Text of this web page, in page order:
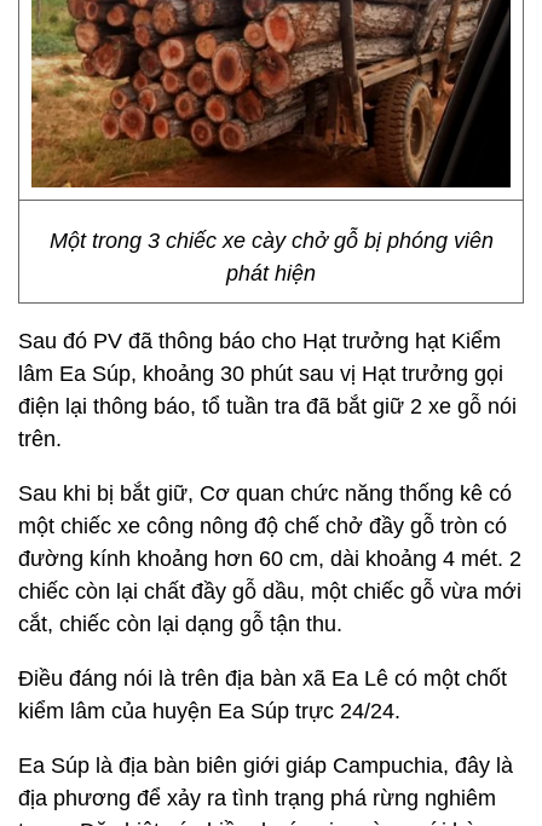
Một trong 3 chiếc xe cày chở gỗ bị phóng viên
phát hiện
Sau đó PV đã thông báo cho Hạt trưởng hạt Kiểm
lâm Ea Súp, khoảng 30 phút sau vị Hạt trưởng gọi
điện lại thông báo, tổ tuần tra đã bắt giữ 2 xe gỗ nói
trên.
Sau khi bị bắt giữ, Cơ quan chức năng thống kê có
một chiếc xe công nông độ chế chở đầy gỗ tròn có
đường kính khoảng hơn 60 cm, dài khoảng 4 mét. 2
chiếc còn lại chất đầy gỗ dầu, một chiếc gỗ vừa mới
cắt, chiếc còn lại dạng gỗ tận thu.
Điều đáng nói là trên địa bàn xã Ea Lê có một chốt
kiểm lâm của huyện Ea Súp trực 24/24.
Ea Súp là địa bàn biên giới giáp Campuchia, đây là
địa phương để xảy ra tình trạng phá rừng nghiêm